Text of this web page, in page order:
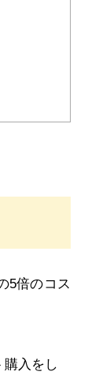
5倍のコス
入をし